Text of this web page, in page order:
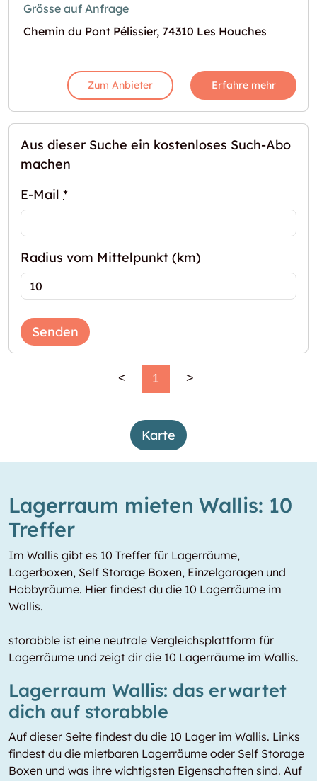
Grösse auf Anfrage
Chemin du Pont Pélissier, 74310 Les Houches
Zum Anbieter Erfahre mehr
Aus dieser Suche ein kostenloses Such-Abo
machen
E-Mail *
Radius vom Mittelpunkt (km)
Senden
< 1 >
Karte
Lagerraum mieten Wallis: 10
Treffer
Im Wallis gibt es 10 Treffer für Lagerräume,
Lagerboxen, Self Storage Boxen, Einzelgaragen und
Hobbyräume. Hier findest du die 10 Lagerräume im
Wallis.
storabble ist eine neutrale Vergleichsplattform für
Lagerräume und zeigt dir die 10 Lagerräume im Wallis.
Lagerraum Wallis: das erwartet
dich auf storabble
Auf dieser Seite findest du die 10 Lager im Wallis. Links
findest du die mietbaren Lagerräume oder Self Storage
Boxen und was ihre wichtigsten Eigenschaften sind. Auf